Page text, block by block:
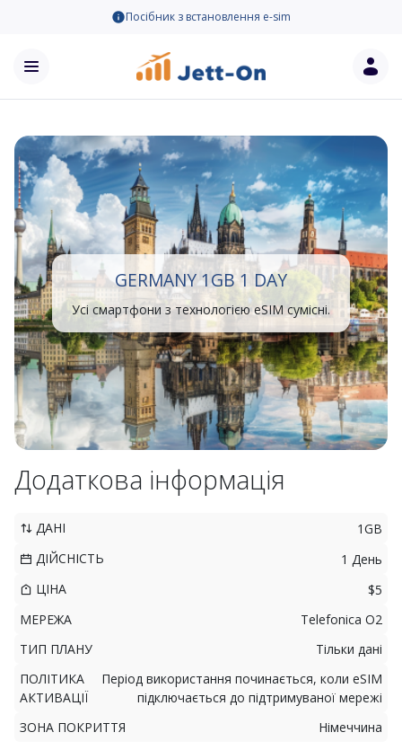
Посібник з встановлення e-sim
GERMANY 1GB 1 DAY
Усі смартфони з технологією eSIM сумісні.
Додаткова інформація
ДАНІ
1GB
ДІЙСНІСТЬ
1 День
ЦІНА
$5
МЕРЕЖА
Telefonica O2
ТИП ПЛАНУ
Тільки дані
ПОЛІТИКА
АКТИВАЦІЇ
Період використання починається, коли eSIM
підключається до підтримуваної мережі
ЗОНА ПОКРИТТЯ
Німеччина